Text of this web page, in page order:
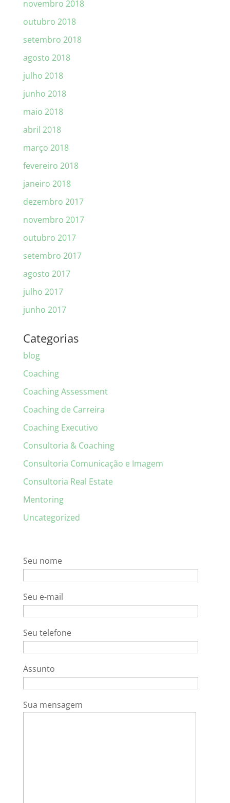
novembro 2018
outubro 2018
setembro 2018
agosto 2018
julho 2018
junho 2018
maio 2018
abril 2018
março 2018
fevereiro 2018
janeiro 2018
dezembro 2017
novembro 2017
outubro 2017
setembro 2017
agosto 2017
julho 2017
junho 2017
Categorias
blog
Coaching
Coaching Assessment
Coaching de Carreira
Coaching Executivo
Consultoria & Coaching
Consultoria Comunicação e Imagem
Consultoria Real Estate
Mentoring
Uncategorized
Seu nome
Seu e-mail
Seu telefone
Assunto
Sua mensagem